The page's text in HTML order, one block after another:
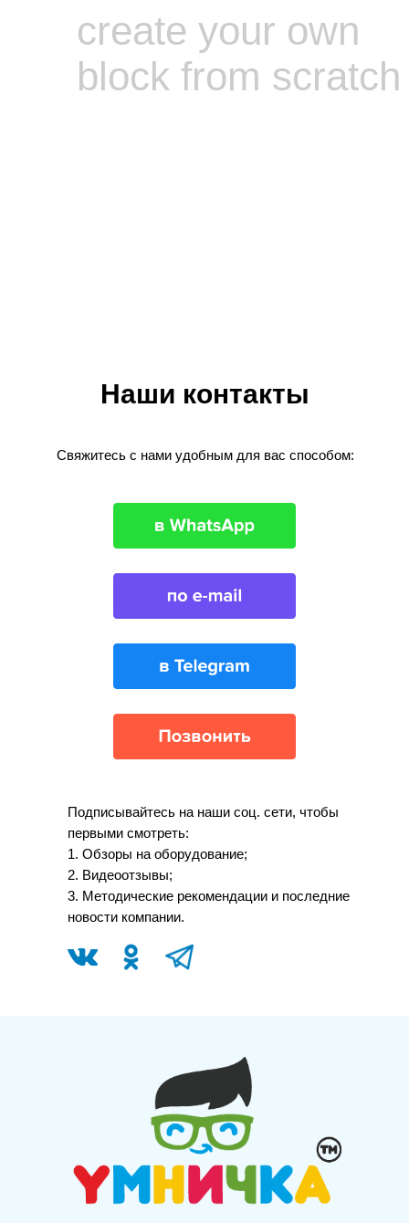
create your own
block from scratch
Подписывайтесь на наши соц. сети, чтобы
первыми смотреть:
1. Обзоры на оборудование;
2. Видеоотзывы;
3. Методические рекомендации и последние
новости компании.
Свяжитесь с нами удобным для вас способом:
Наши контакты